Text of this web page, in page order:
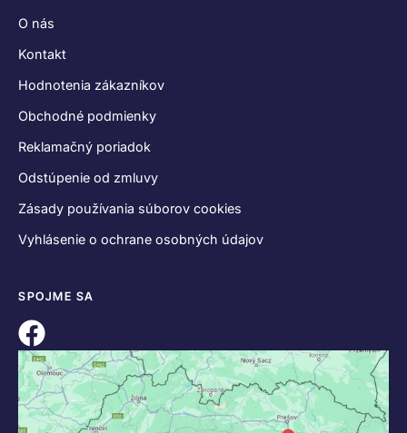
O nás
Kontakt
Hodnotenia zákazníkov
Obchodné podmienky
Reklamačný poriadok
Odstúpenie od zmluvy
Zásady používania súborov cookies
Vyhlásenie o ochrane osobných údajov
SPOJME SA